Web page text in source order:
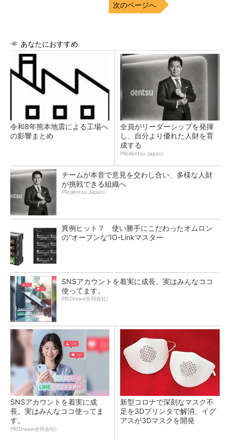
次のページへ
あなたにおすすめ
令和8年熊本地震による工場へ
の影響まとめ
全員がリーダーシップを発揮
し、自分より優れた人財を育
成する
PR(dentsu Japan)
チームが本音で意見を交わし合い、多様な人財
が挑戦できる組織へ
PR(dentsu Japan)
異例ヒット？ 使い勝手にこだわったオムロン
の“オープンな”IO-Linkマスター
SNSアカウントを着実に成長。実はみんなココ
使ってます。
PR(Dreaw合同会社)
SNSアカウントを着実に成
長。実はみんなココ使ってま
す。
PR(Dreaw合同会社)
新型コロナで深刻なマスク不
足を3Dプリンタで解消、イグ
アスが3Dマスクを開発